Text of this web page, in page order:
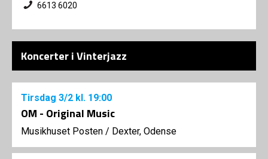
6613 6020
Koncerter i Vinterjazz
Tirsdag 3/2 kl. 19:00
OM - Original Music
Musikhuset Posten / Dexter, Odense